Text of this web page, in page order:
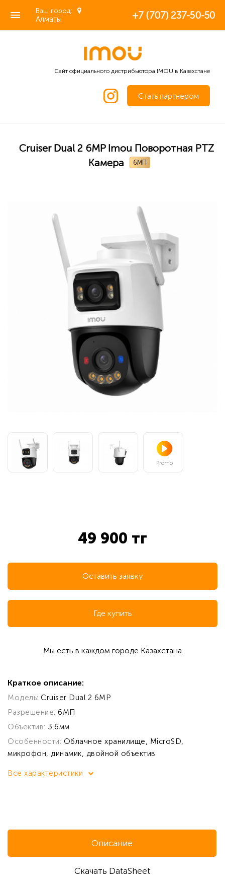
Ваш город:
Алматы +7 (707) 237-50-50
Сайт официального дистрибьютора IMOU в Казахстане
Стать партнером
Cruiser Dual 2 6MP Imou Поворотная PTZ
Камера
6МП
Promo
49 900 тг
Оставить заявку
Где купить
Мы есть в каждом городе Казахстана
Краткое описание:
Модель: Cruiser Dual 2 6MP
Разрешение: 6МП
Объектив: 3.6мм
Особенности: Облачное хранилище, MicroSD,
микрофон, динамик, двойной объектив
Все характеристики
Описание
Скачать DataSheet